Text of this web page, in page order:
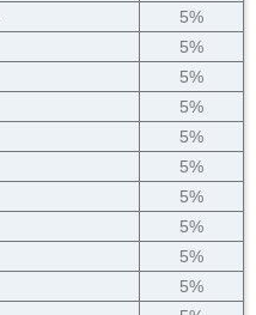
5%
5%
5%
5%
5%
5%
5%
5%
5%
5%